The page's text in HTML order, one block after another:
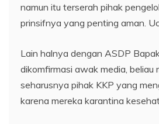
namun itu terserah pihak
prinsifnya yang penting aman.
Lain halnya dengan ASDP
dikomfirmasi awak media, beliau
seharusnya pihak KKP yang
karena mereka karantina